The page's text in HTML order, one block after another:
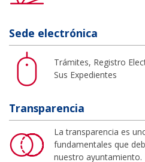
Sede electrónica
Trámites, Registro
Sus Expedientes
Transparencia
La transparencia es
fundamentales que
nuestro ayuntamiento.